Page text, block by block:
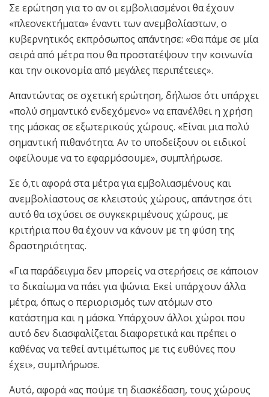
Σε ερώτηση για το αν οι εμβολιασμένοι θα έχουν
«πλεονεκτήματα» έναντι των ανεμβολίαστων, ο
κυβερνητικός εκπρόσωπος απάντησε: «Θα πάμε σε μία
σειρά από μέτρα που θα προστατέψουν την κοινωνία
και την οικονομία από μεγάλες περιπέτειες».
Απαντώντας σε σχετική ερώτηση, δήλωσε ότι υπάρχει
«πολύ σημαντικό ενδεχόμενο» να επανέλθει η χρήση
της μάσκας σε εξωτερικούς χώρους. «Είναι μια πολύ
σημαντική πιθανότητα. Αν το υποδείξουν οι ειδικοί
οφείλουμε να το εφαρμόσουμε», συμπλήρωσε.
Σε ό,τι αφορά στα μέτρα για εμβολιασμένους και
ανεμβολίαστους σε κλειστούς χώρους, απάντησε ότι
αυτό θα ισχύσει σε συγκεκριμένους χώρους, με
κριτήρια που θα έχουν να κάνουν με τη φύση της
δραστηριότητας.
«Για παράδειγμα δεν μπορείς να στερήσεις σε κάποιον
το δικαίωμα να πάει για ψώνια. Εκεί υπάρχουν άλλα
μέτρα, όπως ο περιορισμός των ατόμων στο
κατάστημα και η μάσκα. Υπάρχουν άλλοι χώροι που
αυτό δεν διασφαλίζεται διαφορετικά και πρέπει ο
καθένας να τεθεί αντιμέτωπος με τις ευθύνες που
έχει», συμπλήρωσε.
Αυτό, αφορά «ας πούμε τη διασκέδαση, τους χώρους